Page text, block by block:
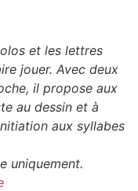
et les lettres
jouer. Avec deux
il propose aux
au dessin et à
aux syllabes
uniquement.